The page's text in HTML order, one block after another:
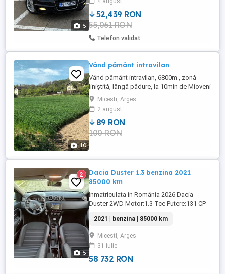
5
52,439 RON
55,061 RON
Telefon validat
10
Vând pământ intravilan
Vând pământ intravilan, 6800m , zonă
liniștită, lângă pădure, la 10min de Mioveni
și 20min de Pitești, apa, curent, gaze în
lucru , canalizare în proiect. Preț
negociabil.
Micesti, Arges
2 august
89 RON
100 RON
5
2
Dacia Duster 1.3 benzina 2021
85000 km
Inmatriculata in România 2026 Dacia
Duster 2WD Motor:1.3 Tce Putere:131 CP
înmatriculare 2021 KM :85000 Norma
poluare -Euro 6 Cutie viteze manuala 6+1
Carte service +Raport Carvetical Mașina
se vinde cu toate actele necesare pentru
Inmatriculare Dotări : Senzori ...
2021 | benzina | 85000 km
Micesti, Arges
31 iulie
58 732 RON